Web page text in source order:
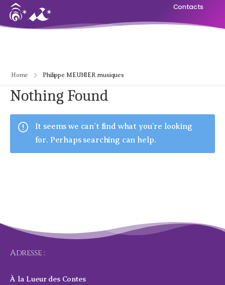
Contacts
Home Philippe MEUNIER musiques
Nothing Found
It seems we can’t find what you’re looking
for. Perhaps searching can help.
Adresse :
À la Lueur des Contes